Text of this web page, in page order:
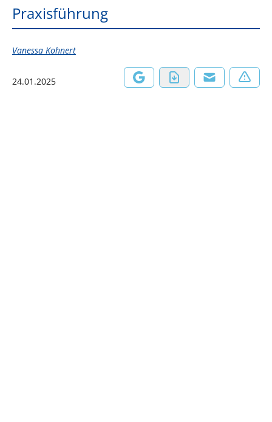
Praxisführung
Vanessa Kohnert
24.01.2025